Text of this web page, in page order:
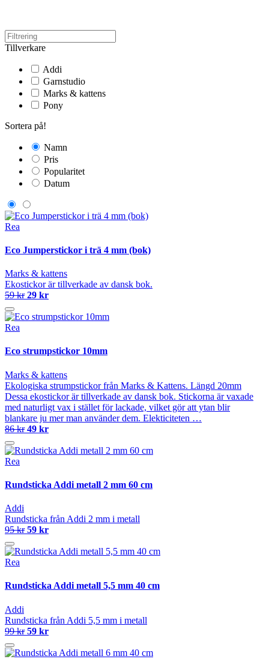
Tillverkare
Addi
Garnstudio
Marks & kattens
Pony
Sortera på!
Namn
Pris
Popularitet
Datum
Rea
Eco Jumperstickor i trä 4 mm (bok)
Marks & kattens
Ekostickor är tillverkade av dansk bok.
59 kr 29 kr
Rea
Eco strumpstickor 10mm
Marks & kattens
Ekologiska strumpstickor från Marks & Kattens. Längd 20mm
Dessa ekostickor är tillverkade av dansk bok. Stickorna är vaxade
med naturligt vax i stället för lackade, vilket gör att ytan blir
blankare ju mer man använder dem. Elekticiteten …
86 kr 49 kr
Rea
Rundsticka Addi metall 2 mm 60 cm
Addi
Rundsticka från Addi 2 mm i metall
95 kr 59 kr
Rea
Rundsticka Addi metall 5,5 mm 40 cm
Addi
Rundsticka från Addi 5,5 mm i metall
99 kr 59 kr